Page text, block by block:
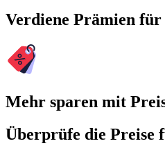
Verdiene Prämien für
Mehr sparen mit
Überprüfe die Preise